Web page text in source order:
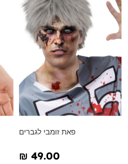
פאת זומבי לגברים
₪‎ 49.00